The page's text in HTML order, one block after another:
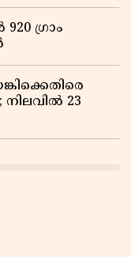
ഗ്രാം
23